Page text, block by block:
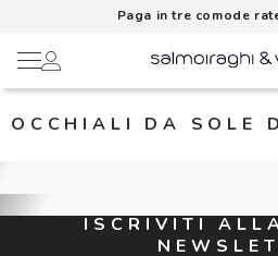
Paga in tre comode
Ciao,
Il mio profilo
OCCHIALI DA SOLE
ISCRIVITI